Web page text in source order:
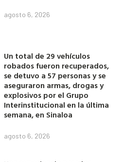
agosto 6, 2026
Un total de 29 vehículos
robados fueron recuperados,
se detuvo a 57 personas y se
aseguraron armas, drogas y
explosivos por el Grupo
Interinstitucional en la última
semana, en Sinaloa
agosto 6, 2026